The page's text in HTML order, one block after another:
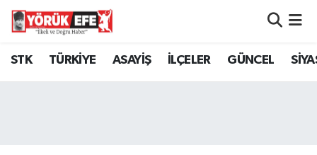
STK TÜRKİYE ASAYİŞ İLÇELER GÜNCEL
Aydın Nöbetçi Eczaneler